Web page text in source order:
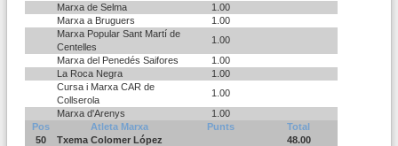
Marxa de Selma
1.00
Marxa a Bruguers
1.00
Marxa Popular Sant Martí de
Centelles
1.00
Marxa del Penedés Saifores
1.00
La Roca Negra
1.00
Cursa i Marxa CAR de
Collserola
1.00
Marxa d'Arenys
1.00
Pos
Atleta Marxa Punts
Total
50
Txema Colomer López
48.00